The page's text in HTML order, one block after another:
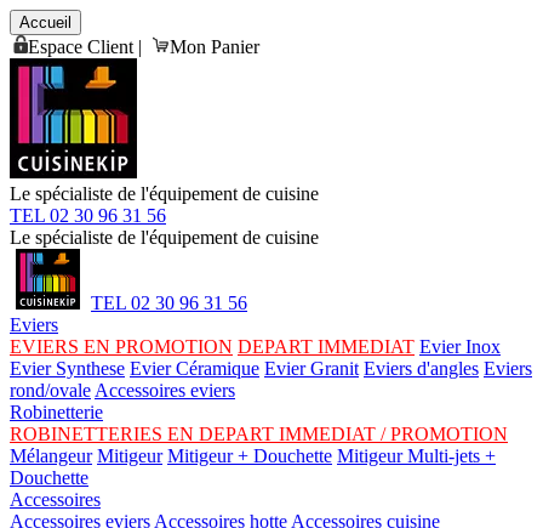
Accueil
Espace Client | Mon Panier
Le spécialiste de l'équipement de cuisine
TEL 02 30 96 31 56
Le spécialiste de l'équipement de cuisine
TEL 02 30 96 31 56
Eviers
EVIERS EN PROMOTION DEPART IMMEDIAT Evier Inox
Evier Synthese Evier Céramique Evier Granit Eviers d'angles Eviers
rond/ovale Accessoires eviers
Robinetterie
ROBINETTERIES EN DEPART IMMEDIAT / PROMOTION
Mélangeur Mitigeur Mitigeur + Douchette Mitigeur Multi-jets +
Douchette
Accessoires
Accessoires eviers Accessoires hotte Accessoires cuisine